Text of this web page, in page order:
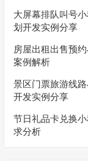
大屏幕排队叫号
划开发实例分享
房屋出租出售预
案例解析
景区门票旅游线
开发实例分享
节日礼品卡兑换
求分析